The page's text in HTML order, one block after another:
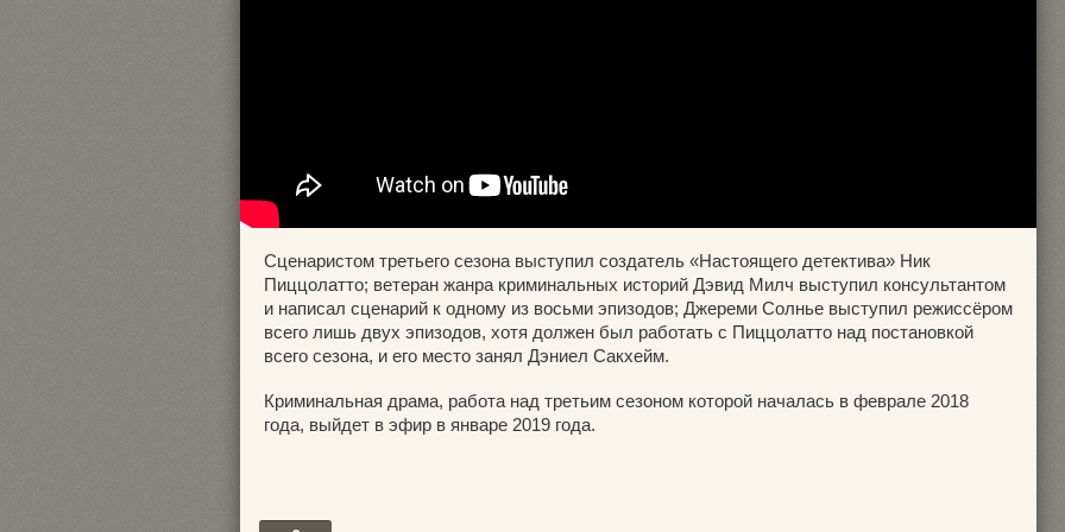
Сценаристом третьего сезона выступил создатель «Настоящего детектива» Ник
Пиццолатто; ветеран жанра криминальных историй Дэвид Милч выступил консультантом
и написал сценарий к одному из восьми эпизодов; Джереми Солнье выступил режиссёром
всего лишь двух эпизодов, хотя должен был работать с Пиццолатто над постановкой
всего сезона, и его место занял Дэниел Сакхейм.
Криминальная драма, работа над третьим сезоном которой началась в феврале 2018
года, выйдет в эфир в январе 2019 года.